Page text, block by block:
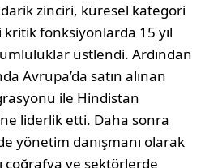
zinciri, küresel kategori
kritik fonksiyonlarda 15 yıl
üstlendi. Ardından
Avrupa’da satın alınan
ile Hindistan
liderlik etti. Daha sonra
yönetim danışmanı olarak
coğrafya ve sektörlerde